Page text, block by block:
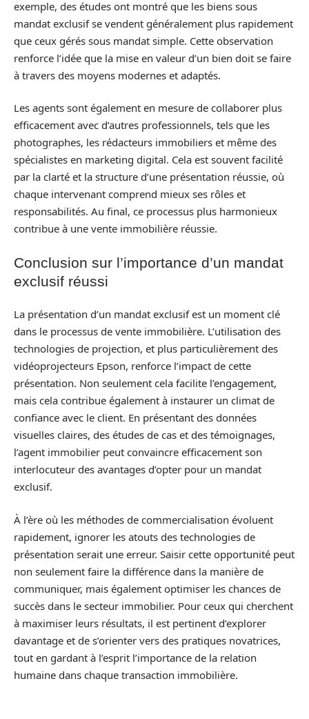
exemple, des études ont montré que les biens sous
mandat exclusif se vendent généralement plus rapidement
que ceux gérés sous mandat simple. Cette observation
renforce l’idée que la mise en valeur d’un bien doit se faire
à travers des moyens modernes et adaptés.
Les agents sont également en mesure de collaborer plus
efficacement avec d’autres professionnels, tels que les
photographes, les rédacteurs immobiliers et même des
spécialistes en marketing digital. Cela est souvent facilité
par la clarté et la structure d’une présentation réussie, où
chaque intervenant comprend mieux ses rôles et
responsabilités. Au final, ce processus plus harmonieux
contribue à une vente immobilière réussie.
Conclusion sur l’importance d’un mandat
exclusif réussi
La présentation d’un mandat exclusif est un moment clé
dans le processus de vente immobilière. L’utilisation des
technologies de projection, et plus particulièrement des
vidéoprojecteurs Epson, renforce l’impact de cette
présentation. Non seulement cela facilite l’engagement,
mais cela contribue également à instaurer un climat de
confiance avec le client. En présentant des données
visuelles claires, des études de cas et des témoignages,
l’agent immobilier peut convaincre efficacement son
interlocuteur des avantages d’opter pour un mandat
exclusif.
À l’ère où les méthodes de commercialisation évoluent
rapidement, ignorer les atouts des technologies de
présentation serait une erreur. Saisir cette opportunité peut
non seulement faire la différence dans la manière de
communiquer, mais également optimiser les chances de
succès dans le secteur immobilier. Pour ceux qui cherchent
à maximiser leurs résultats, il est pertinent d’explorer
davantage et de s’orienter vers des pratiques novatrices,
tout en gardant à l’esprit l’importance de la relation
humaine dans chaque transaction immobilière.